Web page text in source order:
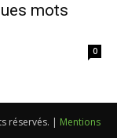
mots
0
réservés. | Mentions